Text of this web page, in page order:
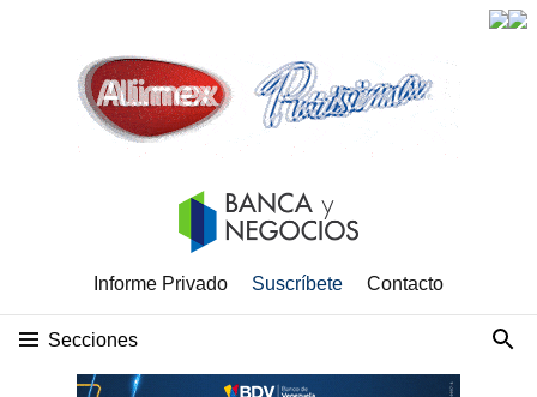
Informe Privado Suscríbete Contacto
Secciones